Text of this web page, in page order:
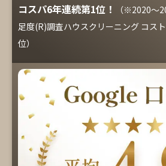
コスパ6年連続第1位！
（※2020～
足度(R)調査ハウスクリーニング コス
位）